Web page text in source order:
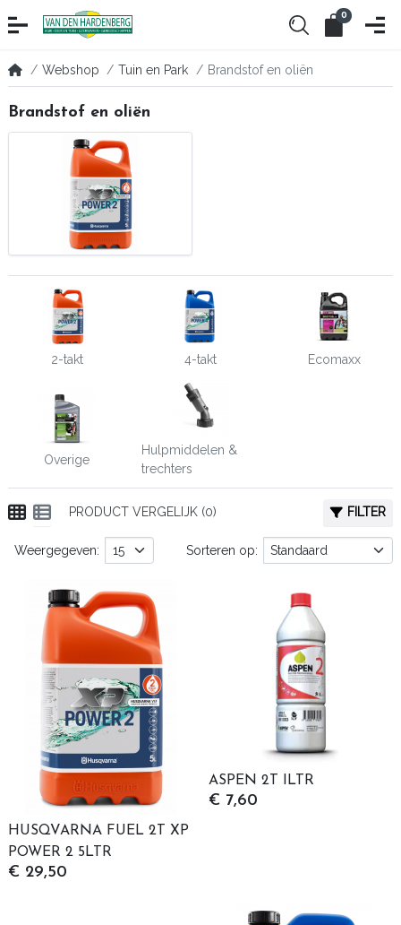
0
Webshop Tuin en Park Brandstof en oliën
Brandstof en oliën
2-takt 4-takt Ecomaxx
Overige
Hulpmiddelen &
trechters
FILTER
PRODUCT VERGELIJK (0)
Weergegeven: Sorteren op:
HUSQVARNA FUEL 2T XP
POWER 2 5LTR
€ 29,50
ASPEN 2T ILTR
€ 7,60